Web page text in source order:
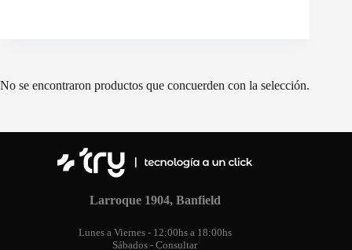
No se encontraron productos que concuerden con la selección.
Larroque 1904, Banfield
Lunes a Viernes - 12:00hs a 18:00hs
Sábados - Consultar